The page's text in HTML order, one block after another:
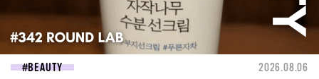
BEAUTY 2026.08.06